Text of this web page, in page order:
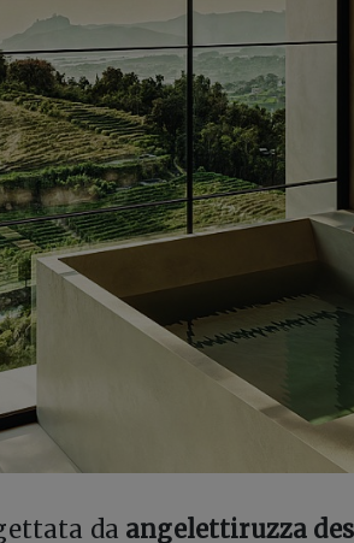
da angelettiruzza